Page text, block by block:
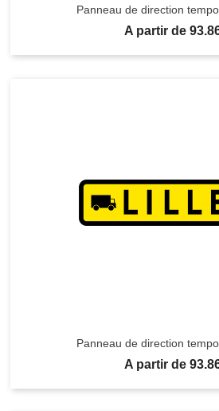
Panneau de direction
Prix
A partir de
Panneau de direction
Prix
A partir de